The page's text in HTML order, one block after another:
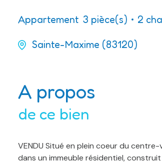
Appartement 3 pièce(s) 2
Sainte-Maxime (83120)
A propos
de ce bien
VENDU Situé en plein coeur du
dans un immeuble résidentiel,